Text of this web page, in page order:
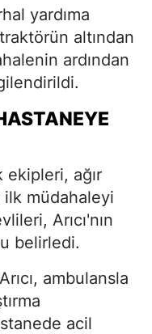
yardıma
altından
ardından
ekipleri, ağır
ilk müdahaleyi
Arıcı'nın
belirledi.
ambulansla
acil